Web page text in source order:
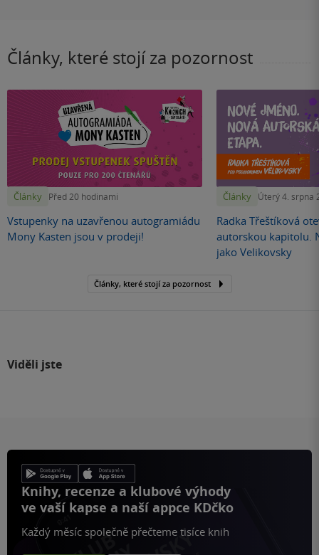
Články, které stojí za pozornost
Články Před 20 hodinami
Vstupenky na uzavřenou autogramiádu
Mony Kasten jsou v prodeji!
Články Úterý 4. srpna
Radka Třeštíková
autorskou kapitolu.
jako Velikovsky
Články, které stojí za pozornost
Viděli jste
Knihy, recenze a klubové výhody
ve vaší kapse a naší appce KDčko
Každý měsíc společně přečteme tisíce knih